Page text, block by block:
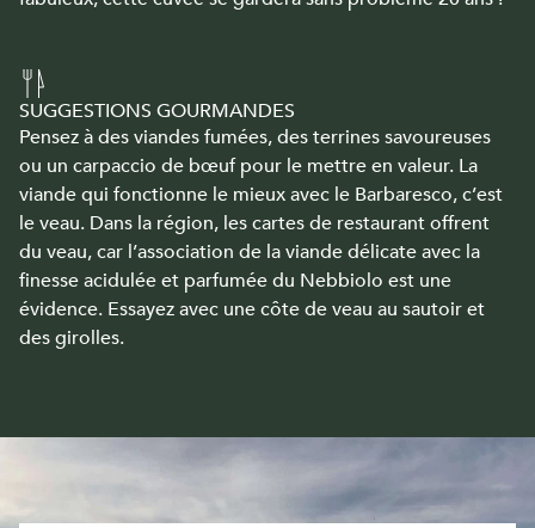
SUGGESTIONS GOURMANDES
Pensez à des viandes fumées, des terrines savoureuses
ou un carpaccio de bœuf pour le mettre en valeur. La
viande qui fonctionne le mieux avec le Barbaresco, c’est
le veau. Dans la région, les cartes de restaurant offrent
du veau, car l’association de la viande délicate avec la
finesse acidulée et parfumée du Nebbiolo est une
évidence. Essayez avec une côte de veau au sautoir et
des girolles.